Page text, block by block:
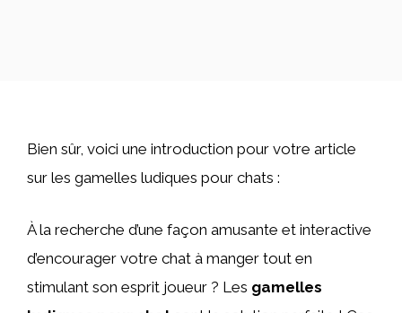
Bien sûr, voici une introduction pour votre article
sur les gamelles ludiques pour chats :
À la recherche d’une façon amusante et interactive
d’encourager votre chat à manger tout en
stimulant son esprit joueur ? Les gamelles